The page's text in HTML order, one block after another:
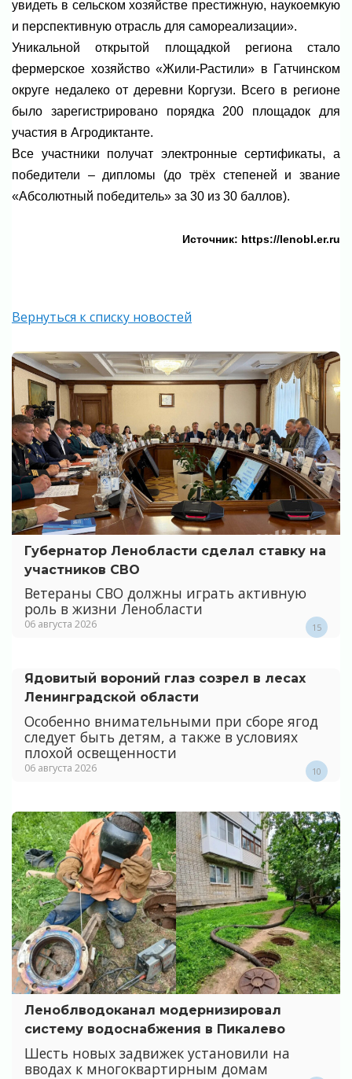
увидеть в сельском хозяйстве престижную, наукоемкую
и перспективную отрасль для самореализации».
Уникальной открытой площадкой региона стало
фермерское хозяйство «Жили-Растили» в Гатчинском
округе недалеко от деревни Коргузи. Всего в регионе
было зарегистрировано порядка 200 площадок для
участия в Агродиктанте.
Все участники получат электронные сертификаты, а
победители – дипломы (до трёх степеней и звание
«Абсолютный победитель» за 30 из 30 баллов).
Источник: https://lenobl.er.ru
Вернуться к списку новостей
Губернатор Ленобласти сделал ставку на
участников СВО
Ветераны СВО должны играть активную
роль в жизни Ленобласти
06 августа 2026 15
Ядовитый вороний глаз созрел в лесах
Ленинградской области
Особенно внимательными при сборе ягод
следует быть детям, а также в условиях
плохой освещенности
06 августа 2026 10
Леноблводоканал модернизировал
систему водоснабжения в Пикалево
Шесть новых задвижек установили на
вводах к многоквартирным домам